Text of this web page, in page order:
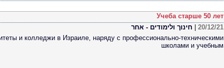
Учеба старше 50 лет
20/12/21
חינוך ולימודים - אחר
и колледжи в Израиле, наряду с профессионально-техническими
школами и учебным